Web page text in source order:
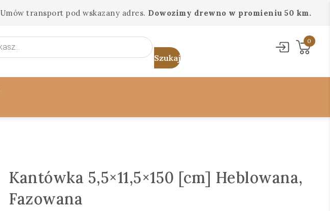
Umów transport pod wskazany adres. Dowozimy drewno w promieniu 50 km.
0
Kantówka 5,5×11,5×150 [cm] Heblowana,
Fazowana